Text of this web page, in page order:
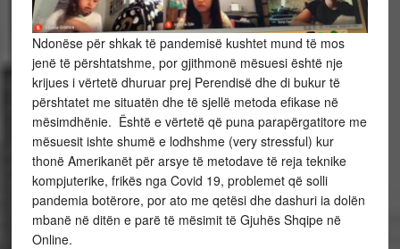
Ndonëse për shkak të pandemisë kushtet mund të mos
jenë të përshtatshme, por gjithmonë mësuesi është nje
krijues i vërtetë dhuruar prej Perendisë dhe di bukur të
përshtatet me situatën dhe të sjellë metoda efikase në
mësimdhënie. Është e vërtetë që puna parapërgatitore me
mësuesit ishte shumë e lodhshme (very stressful) kur
thonë Amerikanët për arsye të metodave të reja teknike
kompjuterike, frikës nga Covid 19, problemet që solli
pandemia botërore, por ato me qetësi dhe dashuri ia dolën
mbanë në ditën e parë të mësimit të Gjuhës Shqipe në
Online.